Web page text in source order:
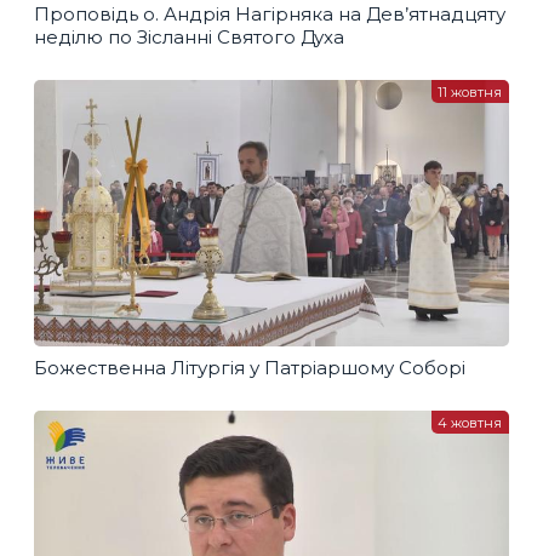
Проповідь о. Андрія Нагірняка на Дев’ятнадцяту
неділю по Зісланні Святого Духа
Божественна Літургія у Патріаршому Соборі
11 жовтня
4 жовтня